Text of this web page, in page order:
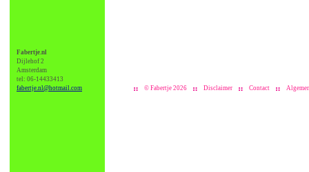
Fabertje.nl
Dijlehof 2
Amsterdam
tel: 06-14433413
fabertje.nl@hotmail.com
© Fabertje 2026 Disclaimer Contact